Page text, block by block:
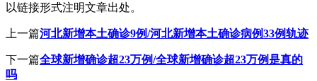
以链接形式注明文章出处。
上一篇河北新增本土确诊9例/河北新增本土确诊病例33例轨迹
下一篇全球新增确诊超23万例/全球新增确诊超23万例是真的
吗